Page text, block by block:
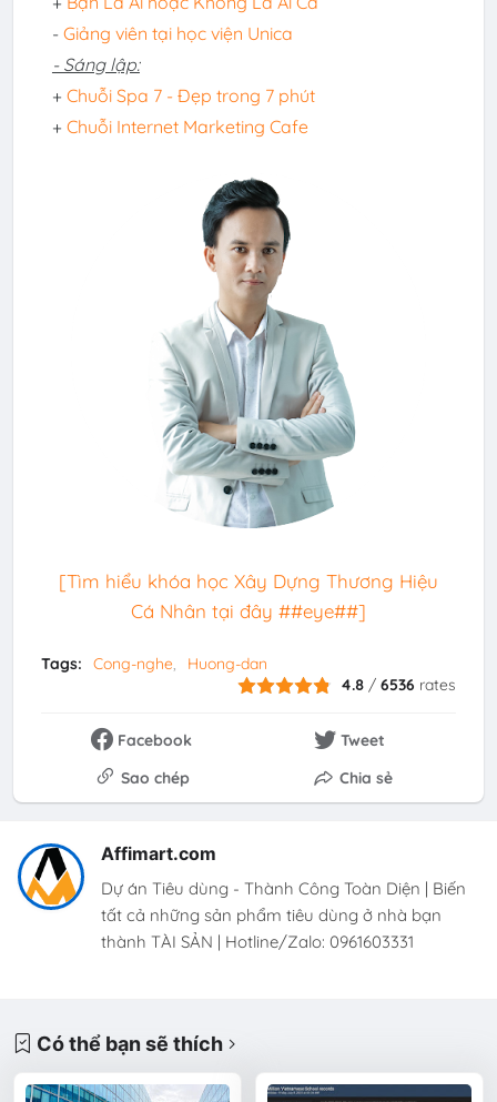
- Giảng viên tại học viện Unica
- Sáng lập:
+ Chuỗi Spa 7 - Đẹp trong 7 phút
+ Chuỗi Internet Marketing Cafe
[Tìm hiểu khóa học Xây Dựng Thương Hiệu
Cá Nhân tại đây ##eye##]
Tags: Cong-nghe
Huong-dan
4.8 /6536 rates
Facebook
Tweet
Sao chép
Chia sẻ
Affimart.com
Dự án Tiêu dùng - Thành Công Toàn Diện | Biến
tất cả những sản phẩm tiêu dùng ở nhà bạn
thành TÀI SẢN | Hotline/Zalo: 0961603331
Có thể bạn sẽ thích